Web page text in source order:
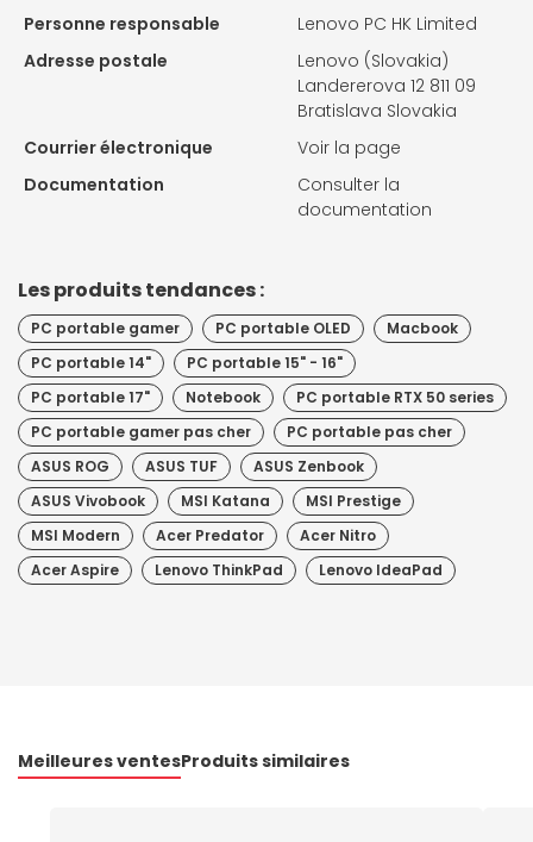
Personne responsable
Lenovo PC HK Limited
Adresse postale
Lenovo (Slovakia)
Landererova 12 811 09
Bratislava Slovakia
Courrier électronique
Voir la page
Documentation
Consulter la
documentation
Les produits tendances :
PC portable gamer PC portable OLED
Macbook
PC portable 14"
PC portable 15" - 16"
PC portable 17"
Notebook
PC portable RTX 50 series
PC portable gamer pas cher
PC portable pas cher
ASUS ROG
ASUS TUF
ASUS Zenbook
ASUS Vivobook
MSI Katana
MSI Prestige
MSI Modern
Acer Predator
Acer Nitro
Acer Aspire
Lenovo ThinkPad Lenovo IdeaPad
Meilleures ventesProduits similaires